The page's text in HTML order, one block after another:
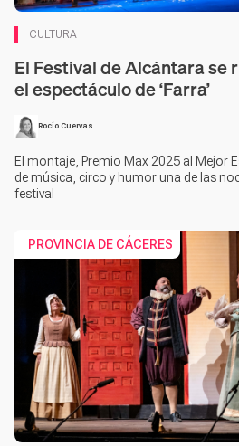
CULTURA
El Festival de Alcántara se
el espectáculo de ‘Farra’
Rocío Cuervas
El montaje, Premio Max 2025 al Mejor
de música, circo y humor una de las
festival
PROVINCIA DE CÁCERES